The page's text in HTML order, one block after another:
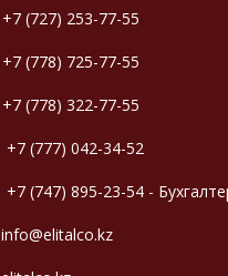
+7 (727) 253-77-55
+7 (778) 725-77-55
+7 (778) 322-77-55
+7 (777) 042-34-52
+7 (747) 895-23-54 -
info@elitalco.kz